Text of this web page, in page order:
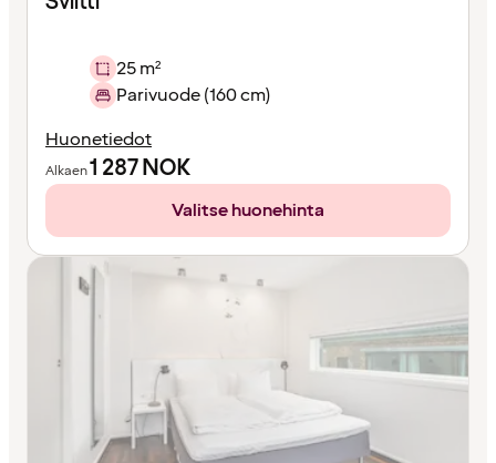
25 m²
Parivuode (160 cm)
Huonetiedot
Alkaen1 287NOK
Valitse huonehinta